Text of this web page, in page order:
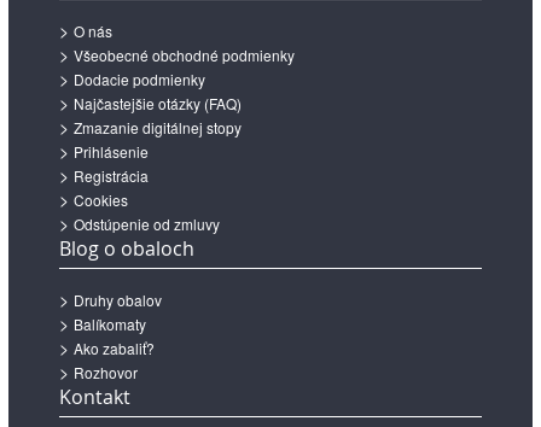
O nás
Všeobecné obchodné podmienky
Dodacie podmienky
Najčastejšie otázky (FAQ)
Zmazanie digitálnej stopy
Prihlásenie
Registrácia
Cookies
Odstúpenie od zmluvy
Blog o obaloch
Druhy obalov
Balíkomaty
Ako zabaliť?
Rozhovor
Kontakt